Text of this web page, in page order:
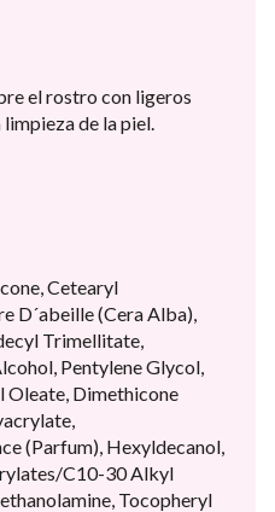
el rostro con ligeros
de la piel.
Cetearyl
D´abeille (Cera Alba),
Trimellitate,
Pentylene Glycol,
Oleate, Dimethicone
(Parfum), Hexyldecanol,
C10-30 Alkyl
Tocopheryl